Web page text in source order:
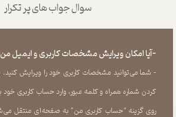
سوال جواب های پر تکرار
-آیا امکان ویرایش مشخصات کاربری و ایمیل من
- شما می‏‌توانید مشخصات کاربری خود را ویرایش کنید.
کردن شماره همراه و کلمه عبور، وارد حساب کاربری
روی گزینه “حساب کاربری من” به صفحه‏‌ای منتقل